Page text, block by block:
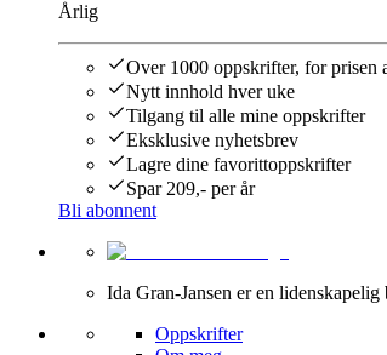
Årlig
Over 1000 oppskrifter, for prisen
Nytt innhold hver uke
Tilgang til alle mine oppskrifter
Eksklusive nyhetsbrev
Lagre dine favorittoppskrifter
Spar 209,- per år
Bli abonnent
Ida Gran-Jansen er en
Oppskrifter